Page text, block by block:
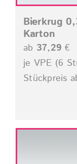
Bierkrug
Karton
ab 37,29 €
je VPE (6
Stückpreis